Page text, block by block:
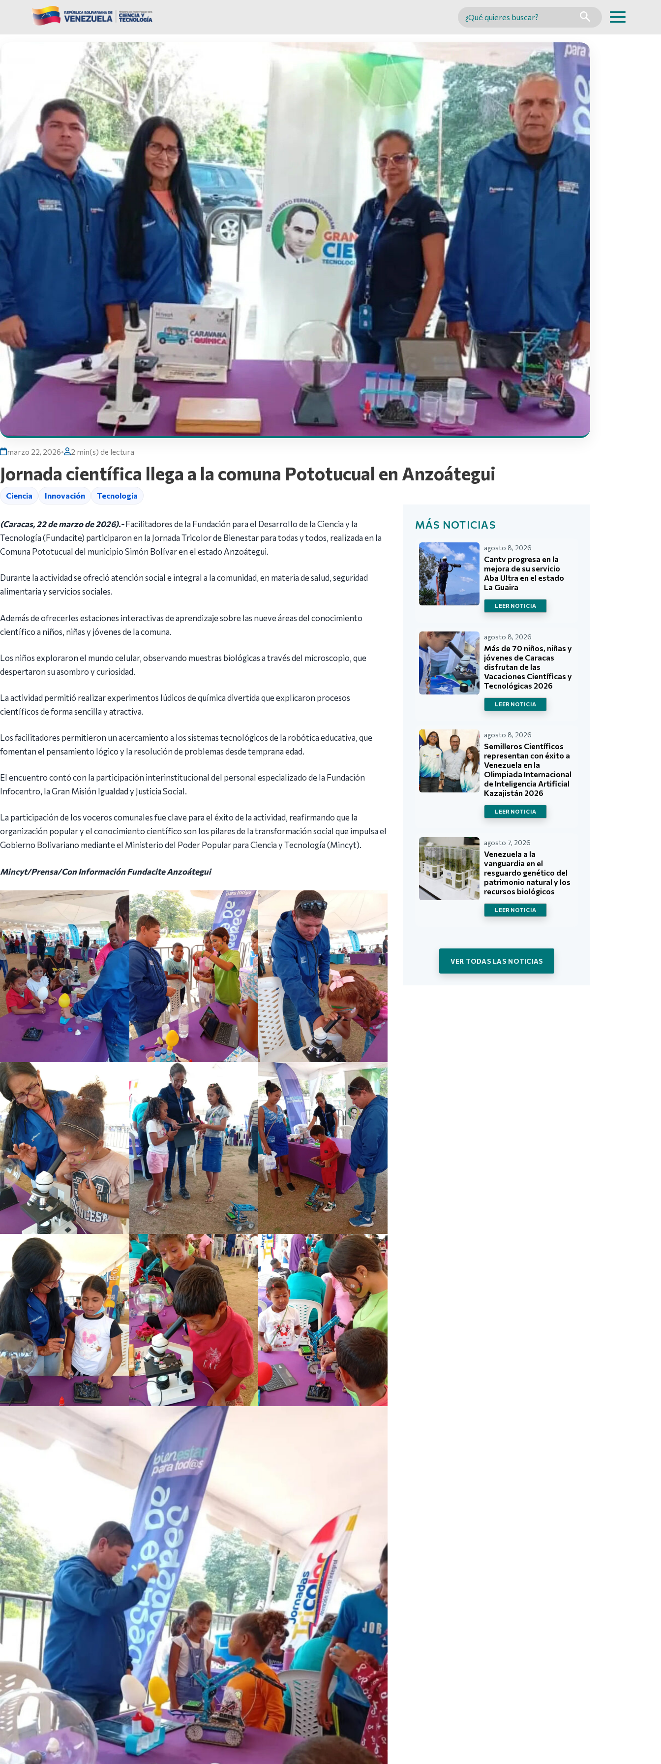
Buscar en MINCYT
marzo 22, 2026• 2 min(s) de lectura
Jornada científica llega a la comuna Pototucual en Anzoátegui
Ciencia Innovación Tecnología
(Caracas, 22 de marzo de 2026).-Facilitadores de la Fundación para el Desarrollo de la Ciencia y la
Tecnología (Fundacite) participaron en la Jornada Tricolor de Bienestar para todas y todos, realizada en la
Comuna Pototucual del municipio Simón Bolívar en el estado Anzoátegui.
Durante la actividad se ofreció atención social e integral a la comunidad, en materia de salud, seguridad
alimentaria y servicios sociales.
Además de ofrecerles estaciones interactivas de aprendizaje sobre las nueve áreas del conocimiento
científico a niños, niñas y jóvenes de la comuna.
Los niños exploraron el mundo celular, observando muestras biológicas a través del microscopio, que
despertaron su asombro y curiosidad.
La actividad permitió realizar experimentos lúdicos de química divertida que explicaron procesos
científicos de forma sencilla y atractiva.
Los facilitadores permitieron un acercamiento a los sistemas tecnológicos de la robótica educativa, que
fomentan el pensamiento lógico y la resolución de problemas desde temprana edad.
El encuentro contó con la participación interinstitucional del personal especializado de la Fundación
Infocentro, la Gran Misión Igualdad y Justicia Social.
La participación de los voceros comunales fue clave para el éxito de la actividad, reafirmando que la
organización popular y el conocimiento científico son los pilares de la transformación social que impulsa el
Gobierno Bolivariano mediante el Ministerio del Poder Popular para Ciencia y Tecnología (Mincyt).
Mincyt/Prensa/Con Información Fundacite Anzoátegui
MÁS NOTICIAS
agosto 8, 2026
Cantv progresa en la
mejora de su servicio
Aba Ultra en el estado
La Guaira
LEER NOTICIA
agosto 8, 2026
Más de 70 niños, niñas y
jóvenes de Caracas
disfrutan de las
Vacaciones Científicas y
Tecnológicas 2026
LEER NOTICIA
agosto 8, 2026
Semilleros Científicos
representan con éxito a
Venezuela en la
Olimpiada Internacional
de Inteligencia Artificial
Kazajistán 2026
LEER NOTICIA
agosto 7, 2026
Venezuela a la
vanguardia en el
resguardo genético del
patrimonio natural y los
recursos biológicos
LEER NOTICIA
VER TODAS LAS NOTICIAS